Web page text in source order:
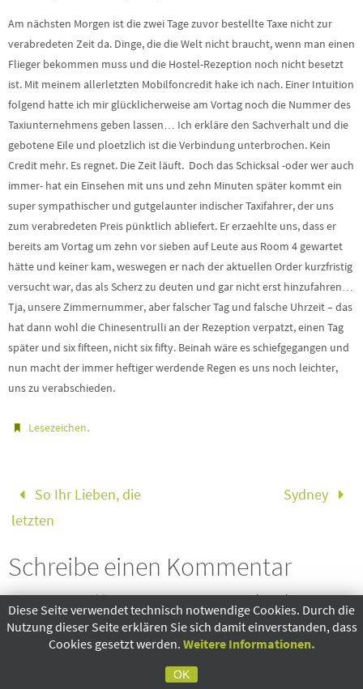
Am nächsten Morgen ist die zwei Tage zuvor bestellte Taxe nicht zur
verabredeten Zeit da. Dinge, die die Welt nicht braucht, wenn man einen
Flieger bekommen muss und die Hostel-Rezeption noch nicht besetzt
ist. Mit meinem allerletzten Mobilfoncredit hake ich nach. Einer Intuition
folgend hatte ich mir glücklicherweise am Vortag noch die Nummer des
Taxiunternehmens geben lassen… Ich erkläre den Sachverhalt und die
gebotene Eile und ploetzlich ist die Verbindung unterbrochen. Kein
Credit mehr. Es regnet. Die Zeit läuft. Doch das Schicksal -oder wer auch
immer- hat ein Einsehen mit uns und zehn Minuten später kommt ein
super sympathischer und gutgelaunter indischer Taxifahrer, der uns
zum verabredeten Preis pünktlich abliefert. Er erzaehlte uns, dass er
bereits am Vortag um zehn vor sieben auf Leute aus Room 4 gewartet
hätte und keiner kam, weswegen er nach der aktuellen Order kurzfristig
versucht war, das als Scherz zu deuten und gar nicht erst hinzufahren…
Tja, unsere Zimmernummer, aber falscher Tag und falsche Uhrzeit – das
hat dann wohl die Chinesentrulli an der Rezeption verpatzt, einen Tag
später und six fifteen, nicht six fifty. Beinah wäre es schiefgegangen und
nun macht der immer heftiger werdende Regen es uns noch leichter,
uns zu verabschieden.
Lesezeichen.
So Ihr Lieben, die
letzten
Sydney
Schreibe einen Kommentar
Du musstangemeldetsein, um einen Kommentar abzugeben.
Diese Seite verwendet technisch notwendige Cookies. Durch die
Nutzung dieser Seite erklären Sie sich damit einverstanden, dass
Cookies gesetzt werden. Weitere Informationen.
OK